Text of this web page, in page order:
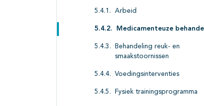
Arbeid
Medicamenteuze
Behandeling reuk- en
smaakstoornissen
Voedingsinterventies
Fysiek trainingsprogramma